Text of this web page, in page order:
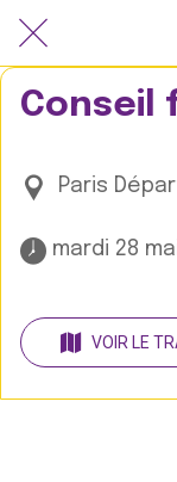
Conseil
Paris
mardi 28
VOIR LE